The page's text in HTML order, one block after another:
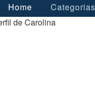
Home Categorias
de Carolina